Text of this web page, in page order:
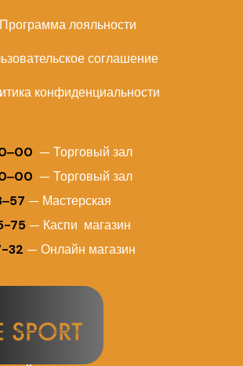
Программа лояльности
соглашение
конфиденциальности
— Торговый зал
— Торговый зал
— Мастерская
75 — Каспи магазин
32 — Онлайн магазин